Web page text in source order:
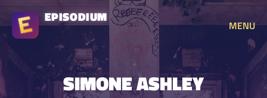
EPISODIUM
MENU
SIMONE ASHLEY